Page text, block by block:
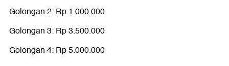
Golongan 2: Rp 1.000.000
Golongan 3: Rp 3.500.000
Golongan 4: Rp 5.000.000